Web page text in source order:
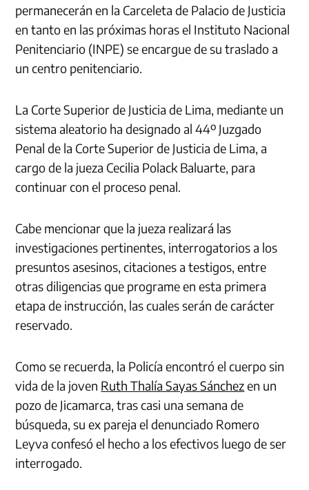
permanecerán en la Carceleta de Palacio de Justicia
en tanto en las próximas horas el Instituto Nacional
Penitenciario (INPE) se encargue de su traslado a
un centro penitenciario.
La Corte Superior de Justicia de Lima, mediante un
sistema aleatorio ha designado al 44º Juzgado
Penal de la Corte Superior de Justicia de Lima, a
cargo de la jueza Cecilia Polack Baluarte, para
continuar con el proceso penal.
Cabe mencionar que la jueza realizará las
investigaciones pertinentes, interrogatorios a los
presuntos asesinos, citaciones a testigos, entre
otras diligencias que programe en esta primera
etapa de instrucción, las cuales serán de carácter
reservado.
Como se recuerda, la Policía encontró el cuerpo sin
vida de la joven Ruth Thalía Sayas Sánchezen un
pozo de Jicamarca, tras casi una semana de
búsqueda, su ex pareja el denunciado Romero
Leyva confesó el hecho a los efectivos luego de ser
interrogado.